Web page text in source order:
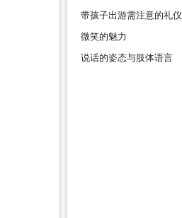
带孩子出游需注意的礼仪
微笑的魅力
说话的姿态与肢体语言